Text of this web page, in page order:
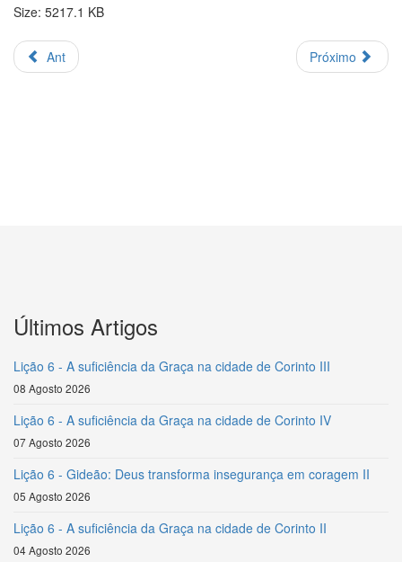
Size: 5217.1 KB
Ant Próximo
Últimos Artigos
Lição 6 - A suficiência da Graça na cidade de Corinto III
08 Agosto 2026
Lição 6 - A suficiência da Graça na cidade de Corinto IV
07 Agosto 2026
Lição 6 - Gideão: Deus transforma insegurança em coragem II
05 Agosto 2026
Lição 6 - A suficiência da Graça na cidade de Corinto II
04 Agosto 2026